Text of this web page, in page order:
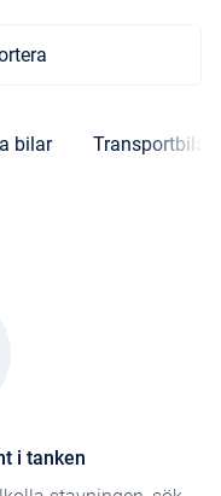
bilar Transportbilar
i tanken